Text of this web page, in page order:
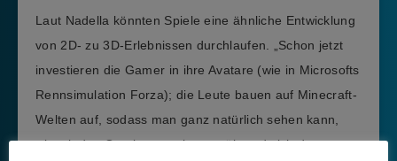
Laut Nadella könnten Spiele eine ähnliche Entwicklung
von 2D- zu 3D-Erlebnissen durchlaufen. „Schon jetzt
investieren die Gamer in ihre Avatare (wie in Microsofts
Rennsimulation Forza); die Leute bauen auf Minecraft-
Welten auf, sodass man ganz natürlich sehen kann,
wie wir das Gaming erweitern, während sich das